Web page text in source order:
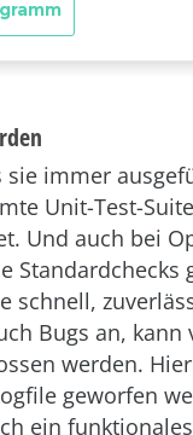
sie immer
Unit-Test-
Und auch bei
Standardchecks
schnell,
Bugs an,
werden.
geworfen
ein